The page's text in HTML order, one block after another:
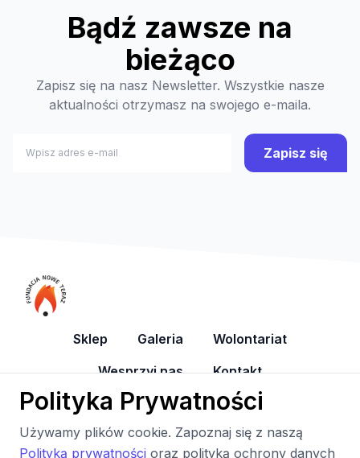
Bądź zawsze na
bieżąco
Zapisz się na nasz Newsletter. Wszystkie nasze
aktualności otrzymasz na swojego e-maila.
Zapisz się
Sklep Galeria
Wolontariat
Wesprzyj nas
Kontakt
YouTube Facebook
Polityka Prywatności
Używamy plików cookie. Zapoznaj się z naszą
Polityką prywatności oraz polityką ochrony danych